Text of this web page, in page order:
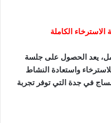
الكاملة
يعد الحصول على جلسة
واستعادة النشاط
في جدة التي توفر تجربة